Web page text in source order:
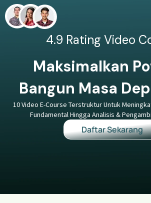
4.9 Rating Video
Maksimalkan
Bangun Masa
10 Video E-Course Terstruktur Untuk
Fundamental Hingga Analisis &
Daftar Sekarang